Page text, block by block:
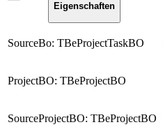
Eigenschaften
SourceBo: TBeProjectTaskBO
ProjectBO: TBeProjectBO
SourceProjectBO: TBeProjectBO